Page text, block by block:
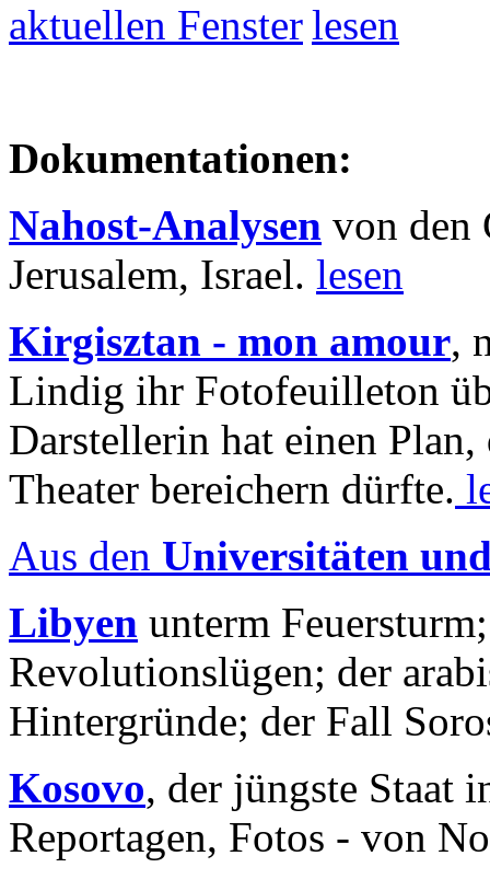
lesen
Dokumentationen:
Nahost-Analysen von den
Jerusalem, Israel. lesen
Kirgisztan - mon amour,
Lindig ihr Fotofeuilleton
Darstellerin hat einen Plan,
Theater bereichern dürfte.
Aus den Universitäten
Libyen unterm
Revolutionslügen; der
Hintergründe; der Fall
Kosovo, der jüngste Staat
Reportagen, Fotos - von